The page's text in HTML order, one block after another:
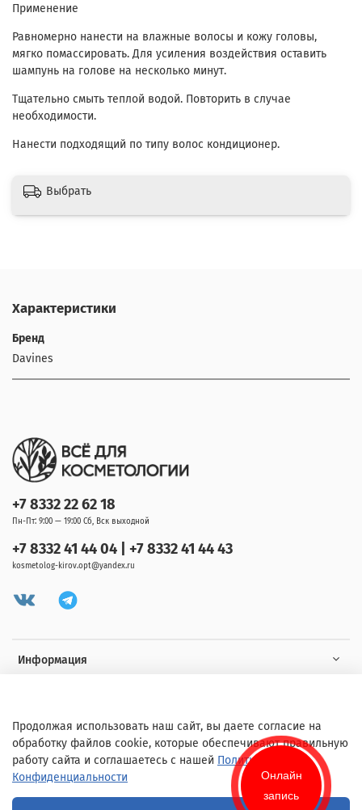
Применение
Равномерно нанести на влажные волосы и кожу головы,
мягко помассировать. Для усиления воздействия оставить
шампунь на голове на несколько минут.
Тщательно смыть теплой водой. Повторить в случае
необходимости.
Нанести подходящий по типу волос кондиционер.
Выбрать
Характеристики
Бренд
Davines
Информация
+7 8332 22 62 18
Пн-Пт: 9:00 — 19:00 Сб, Вск выходной
+7 8332 41 44 04 | +7 8332 41 44 43
kosmetolog-kirov.opt@yandex.ru
© 2020 Любое использование контента без письменного разрешения
Продолжая использовать наш сайт, вы даете согласие на
обработку файлов cookie, которые обеспечивают правильную
работу сайта и соглашаетесь с нашей Политикой
Конфиденциальности
Онлайн
запись